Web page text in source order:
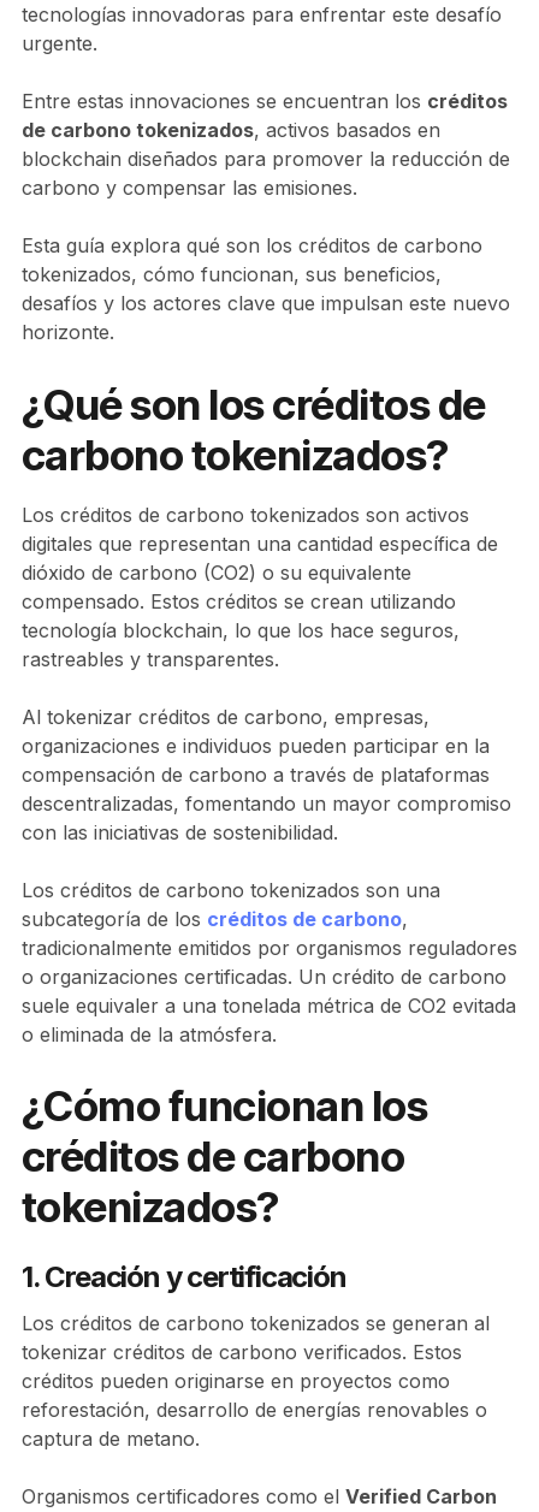
tecnologías innovadoras para enfrentar este desafío
urgente.
Entre estas innovaciones se encuentran los créditos
de carbono tokenizados, activos basados en
blockchain diseñados para promover la reducción de
carbono y compensar las emisiones.
Esta guía explora qué son los créditos de carbono
tokenizados, cómo funcionan, sus beneficios,
desafíos y los actores clave que impulsan este nuevo
horizonte.
¿Qué son los créditos de
carbono tokenizados?
Los créditos de carbono tokenizados son activos
digitales que representan una cantidad específica de
dióxido de carbono (CO2) o su equivalente
compensado. Estos créditos se crean utilizando
tecnología blockchain, lo que los hace seguros,
rastreables y transparentes.
Al tokenizar créditos de carbono, empresas,
organizaciones e individuos pueden participar en la
compensación de carbono a través de plataformas
descentralizadas, fomentando un mayor compromiso
con las iniciativas de sostenibilidad.
Los créditos de carbono tokenizados son una
subcategoría de los créditos de carbono,
tradicionalmente emitidos por organismos reguladores
o organizaciones certificadas. Un crédito de carbono
suele equivaler a una tonelada métrica de CO2 evitada
o eliminada de la atmósfera.
¿Cómo funcionan los
créditos de carbono
tokenizados?
1. Creación y certificación
Los créditos de carbono tokenizados se generan al
tokenizar créditos de carbono verificados. Estos
créditos pueden originarse en proyectos como
reforestación, desarrollo de energías renovables o
captura de metano.
Organismos certificadores como el Verified Carbon